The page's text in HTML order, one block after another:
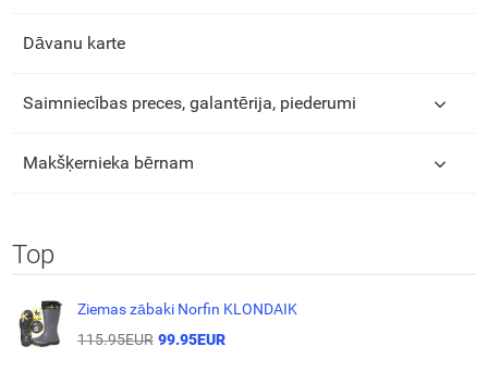
Dāvanu karte
Saimniecības preces, galantērija, piederumi
Makšķernieka bērnam
Top
Ziemas zābaki Norfin KLONDAIK
115.95EUR 99.95EUR